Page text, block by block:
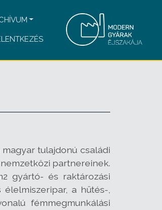
tulajdonú családi
partnereinek.
gyártó- és raktározási
a hűtés-,
fémmegmunkálási